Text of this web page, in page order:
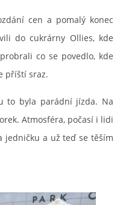
cen a pomalý konec
do cukrárny Ollies, kde
co se povedlo, kde
příští sraz.
to byla parádní jízda. Na
Atmosféra, počasí i lidi
jedničku a už teď se těším